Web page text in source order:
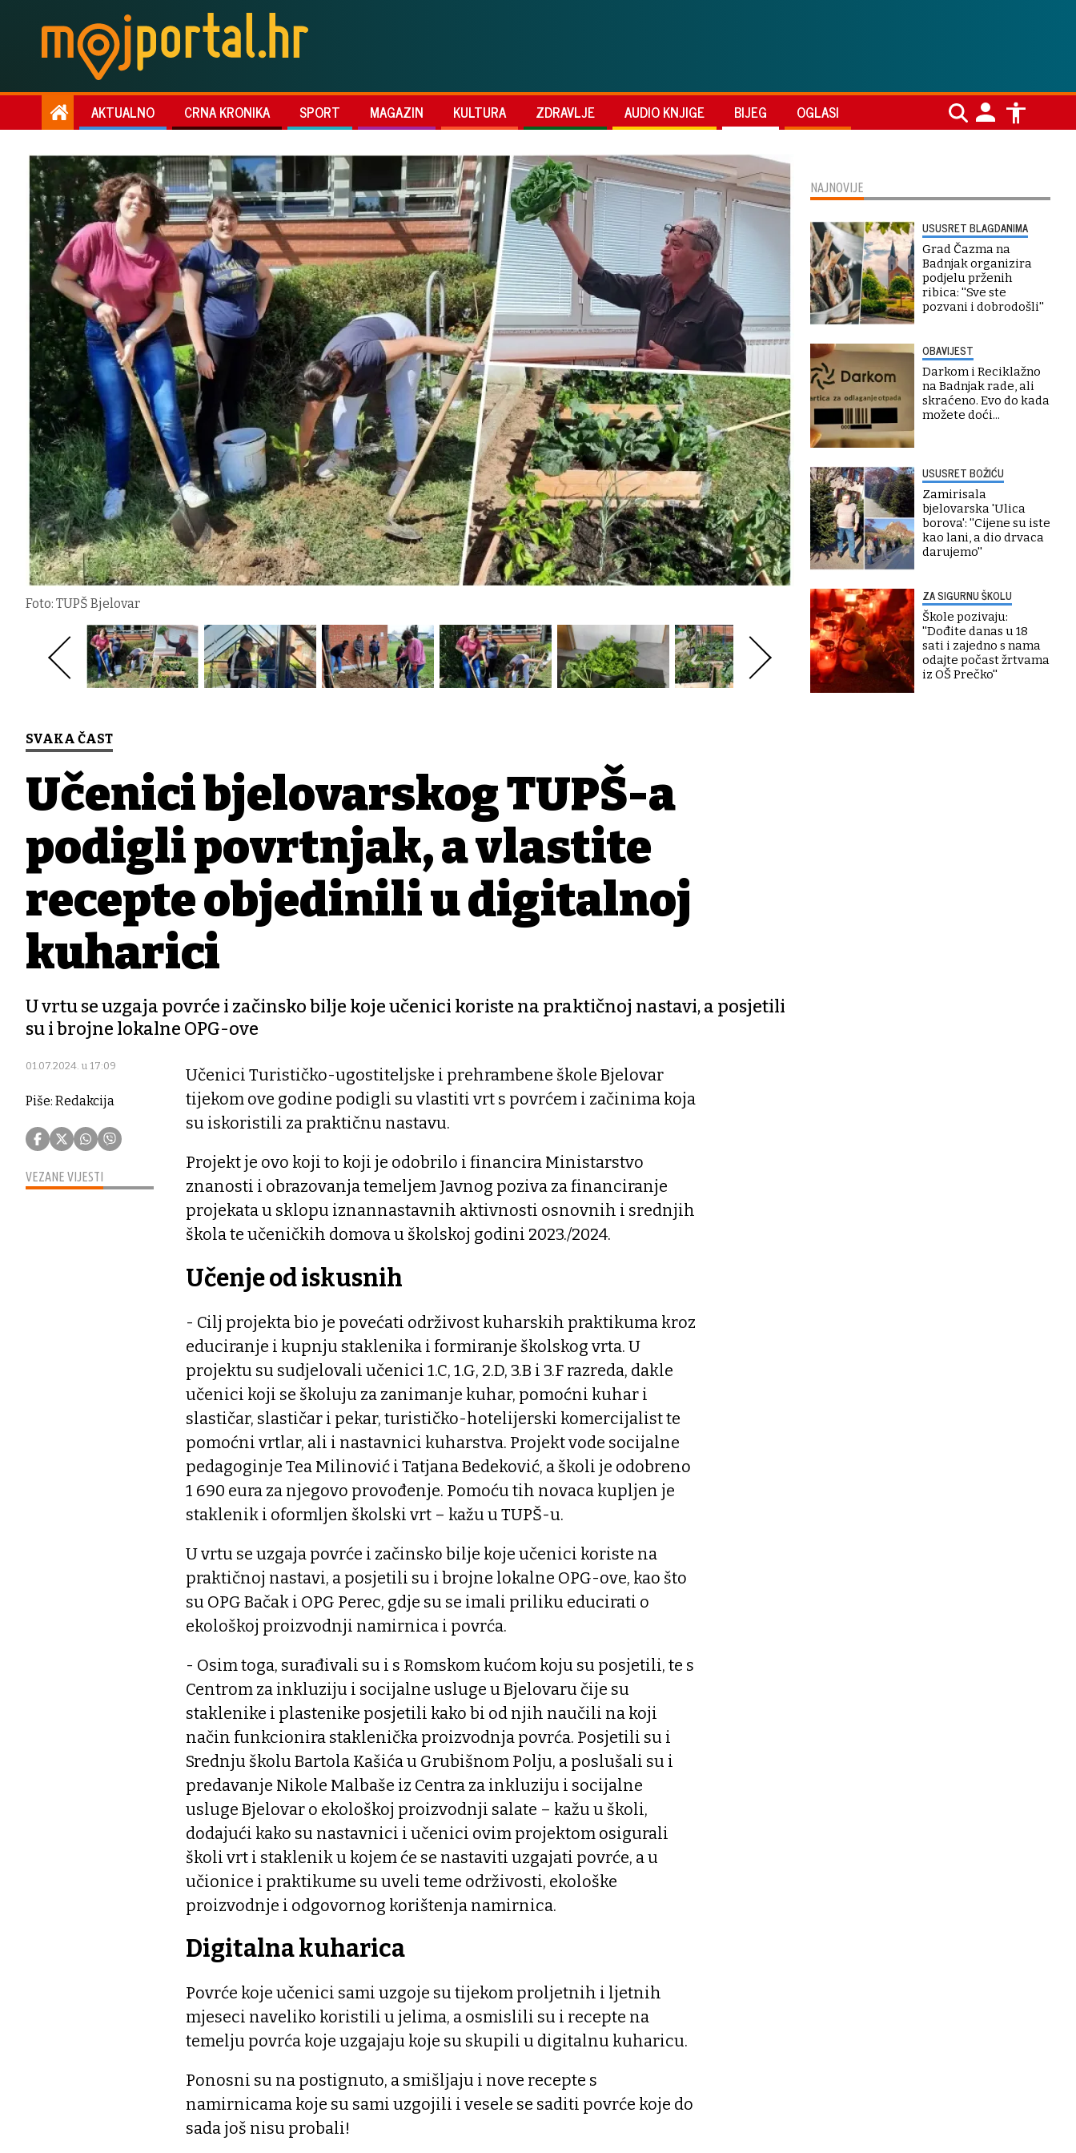
AKTUALNO CRNA KRONIKA SPORT MAGAZIN KULTURA ZDRAVLJE AUDIO KNJIGE BIJEG OGLASI
Foto: TUPŠ Bjelovar
SVAKA ČAST
Učenici bjelovarskog TUPŠ-a
podigli povrtnjak, a vlastite
recepte objedinili u digitalnoj
kuharici
U vrtu se uzgaja povrće i začinsko bilje koje učenici koriste na praktičnoj nastavi, a posjetili
su i brojne lokalne OPG-ove
01.07.2024. u 17:09
Piše: Redakcija
VEZANE VIJESTI
Učenici Turističko-ugostiteljske i prehrambene škole Bjelovar
tijekom ove godine podigli su vlastiti vrt s povrćem i začinima koja
su iskoristili za praktičnu nastavu.
Projekt je ovo koji to koji je odobrilo i financira Ministarstvo
znanosti i obrazovanja temeljem Javnog poziva za financiranje
projekata u sklopu iznannastavnih aktivnosti osnovnih i srednjih
škola te učeničkih domova u školskoj godini 2023./2024.
Učenje od iskusnih
- Cilj projekta bio je povećati održivost kuharskih praktikuma kroz
educiranje i kupnju staklenika i formiranje školskog vrta. U
projektu su sudjelovali učenici 1.C, 1.G, 2.D, 3.B i 3.F razreda, dakle
učenici koji se školuju za zanimanje kuhar, pomoćni kuhar i
slastičar, slastičar i pekar, turističko-hotelijerski komercijalist te
pomoćni vrtlar, ali i nastavnici kuharstva. Projekt vode socijalne
pedagoginje Tea Milinović i Tatjana Bedeković, a školi je odobreno
1 690 eura za njegovo provođenje. Pomoću tih novaca kupljen je
staklenik i oformljen školski vrt – kažu u TUPŠ-u.
U vrtu se uzgaja povrće i začinsko bilje koje učenici koriste na
praktičnoj nastavi, a posjetili su i brojne lokalne OPG-ove, kao što
su OPG Bačak i OPG Perec, gdje su se imali priliku educirati o
ekološkoj proizvodnji namirnica i povrća.
- Osim toga, surađivali su i s Romskom kućom koju su posjetili, te s
Centrom za inkluziju i socijalne usluge u Bjelovaru čije su
staklenike i plastenike posjetili kako bi od njih naučili na koji
način funkcionira staklenička proizvodnja povrća. Posjetili su i
Srednju školu Bartola Kašića u Grubišnom Polju, a poslušali su i
predavanje Nikole Malbaše iz Centra za inkluziju i socijalne
usluge Bjelovar o ekološkoj proizvodnji salate – kažu u školi,
dodajući kako su nastavnici i učenici ovim projektom osigurali
školi vrt i staklenik u kojem će se nastaviti uzgajati povrće, a u
učionice i praktikume su uveli teme održivosti, ekološke
proizvodnje i odgovornog korištenja namirnica.
Digitalna kuharica
Povrće koje učenici sami uzgoje su tijekom proljetnih i ljetnih
mjeseci naveliko koristili u jelima, a osmislili su i recepte na
temelju povrća koje uzgajaju koje su skupili u digitalnu kuharicu.
Ponosni su na postignuto, a smišljaju i nove recepte s
namirnicama koje su sami uzgojili i vesele se saditi povrće koje do
sada još nisu probali!
NAJNOVIJE
USUSRET BLAGDANIMA
Grad Čazma na
Badnjak organizira
podjelu prženih
ribica: ''Sve ste
pozvani i dobrodošli''
OBAVIJEST
Darkom i Reciklažno
na Badnjak rade, ali
skraćeno. Evo do kada
možete doći...
USUSRET BOŽIĆU
Zamirisala
bjelovarska 'Ulica
borova': ''Cijene su iste
kao lani, a dio drvaca
darujemo''
ZA SIGURNU ŠKOLU
Škole pozivaju:
''Dođite danas u 18
sati i zajedno s nama
odajte počast žrtvama
iz OŠ Prečko''